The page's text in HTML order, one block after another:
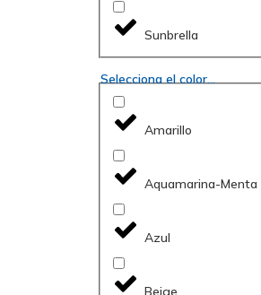
Sunbrella
Selecciona el color...
Amarillo
Aquamarina-Menta
Azul
Beige